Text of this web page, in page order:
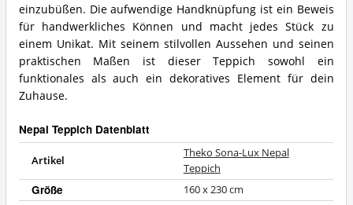
einzubüßen. Die aufwendige Handknüpfung ist ein Beweis
für handwerkliches Können und macht jedes Stück zu
einem Unikat. Mit seinem stilvollen Aussehen und seinen
praktischen Maßen ist dieser Teppich sowohl ein
funktionales als auch ein dekoratives Element für dein
Zuhause.
Nepal Teppich Datenblatt
Artikel
Theko Sona-Lux Nepal
Teppich
Größe 160 x 230 cm